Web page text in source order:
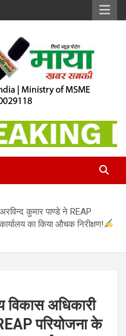
कुमार पाण्डे ने REAP
का किया औचक निरीक्षण!
विकास अधिकारी
परियोजना के